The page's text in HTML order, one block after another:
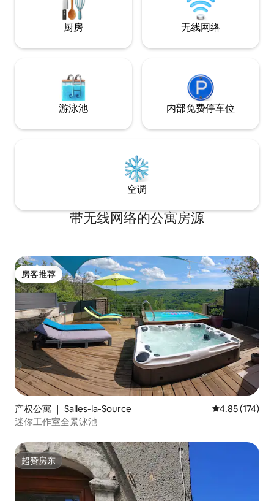
厨房 无线网络
游泳池 内部免费停车位
空调
带无线网络的公寓房源
房客推荐
房客推荐
产权公寓 ｜ Salles-la-Source 平均评分 4.85
4.85 (174)
迷你工作室全景泳池
超赞房东
超赞房东